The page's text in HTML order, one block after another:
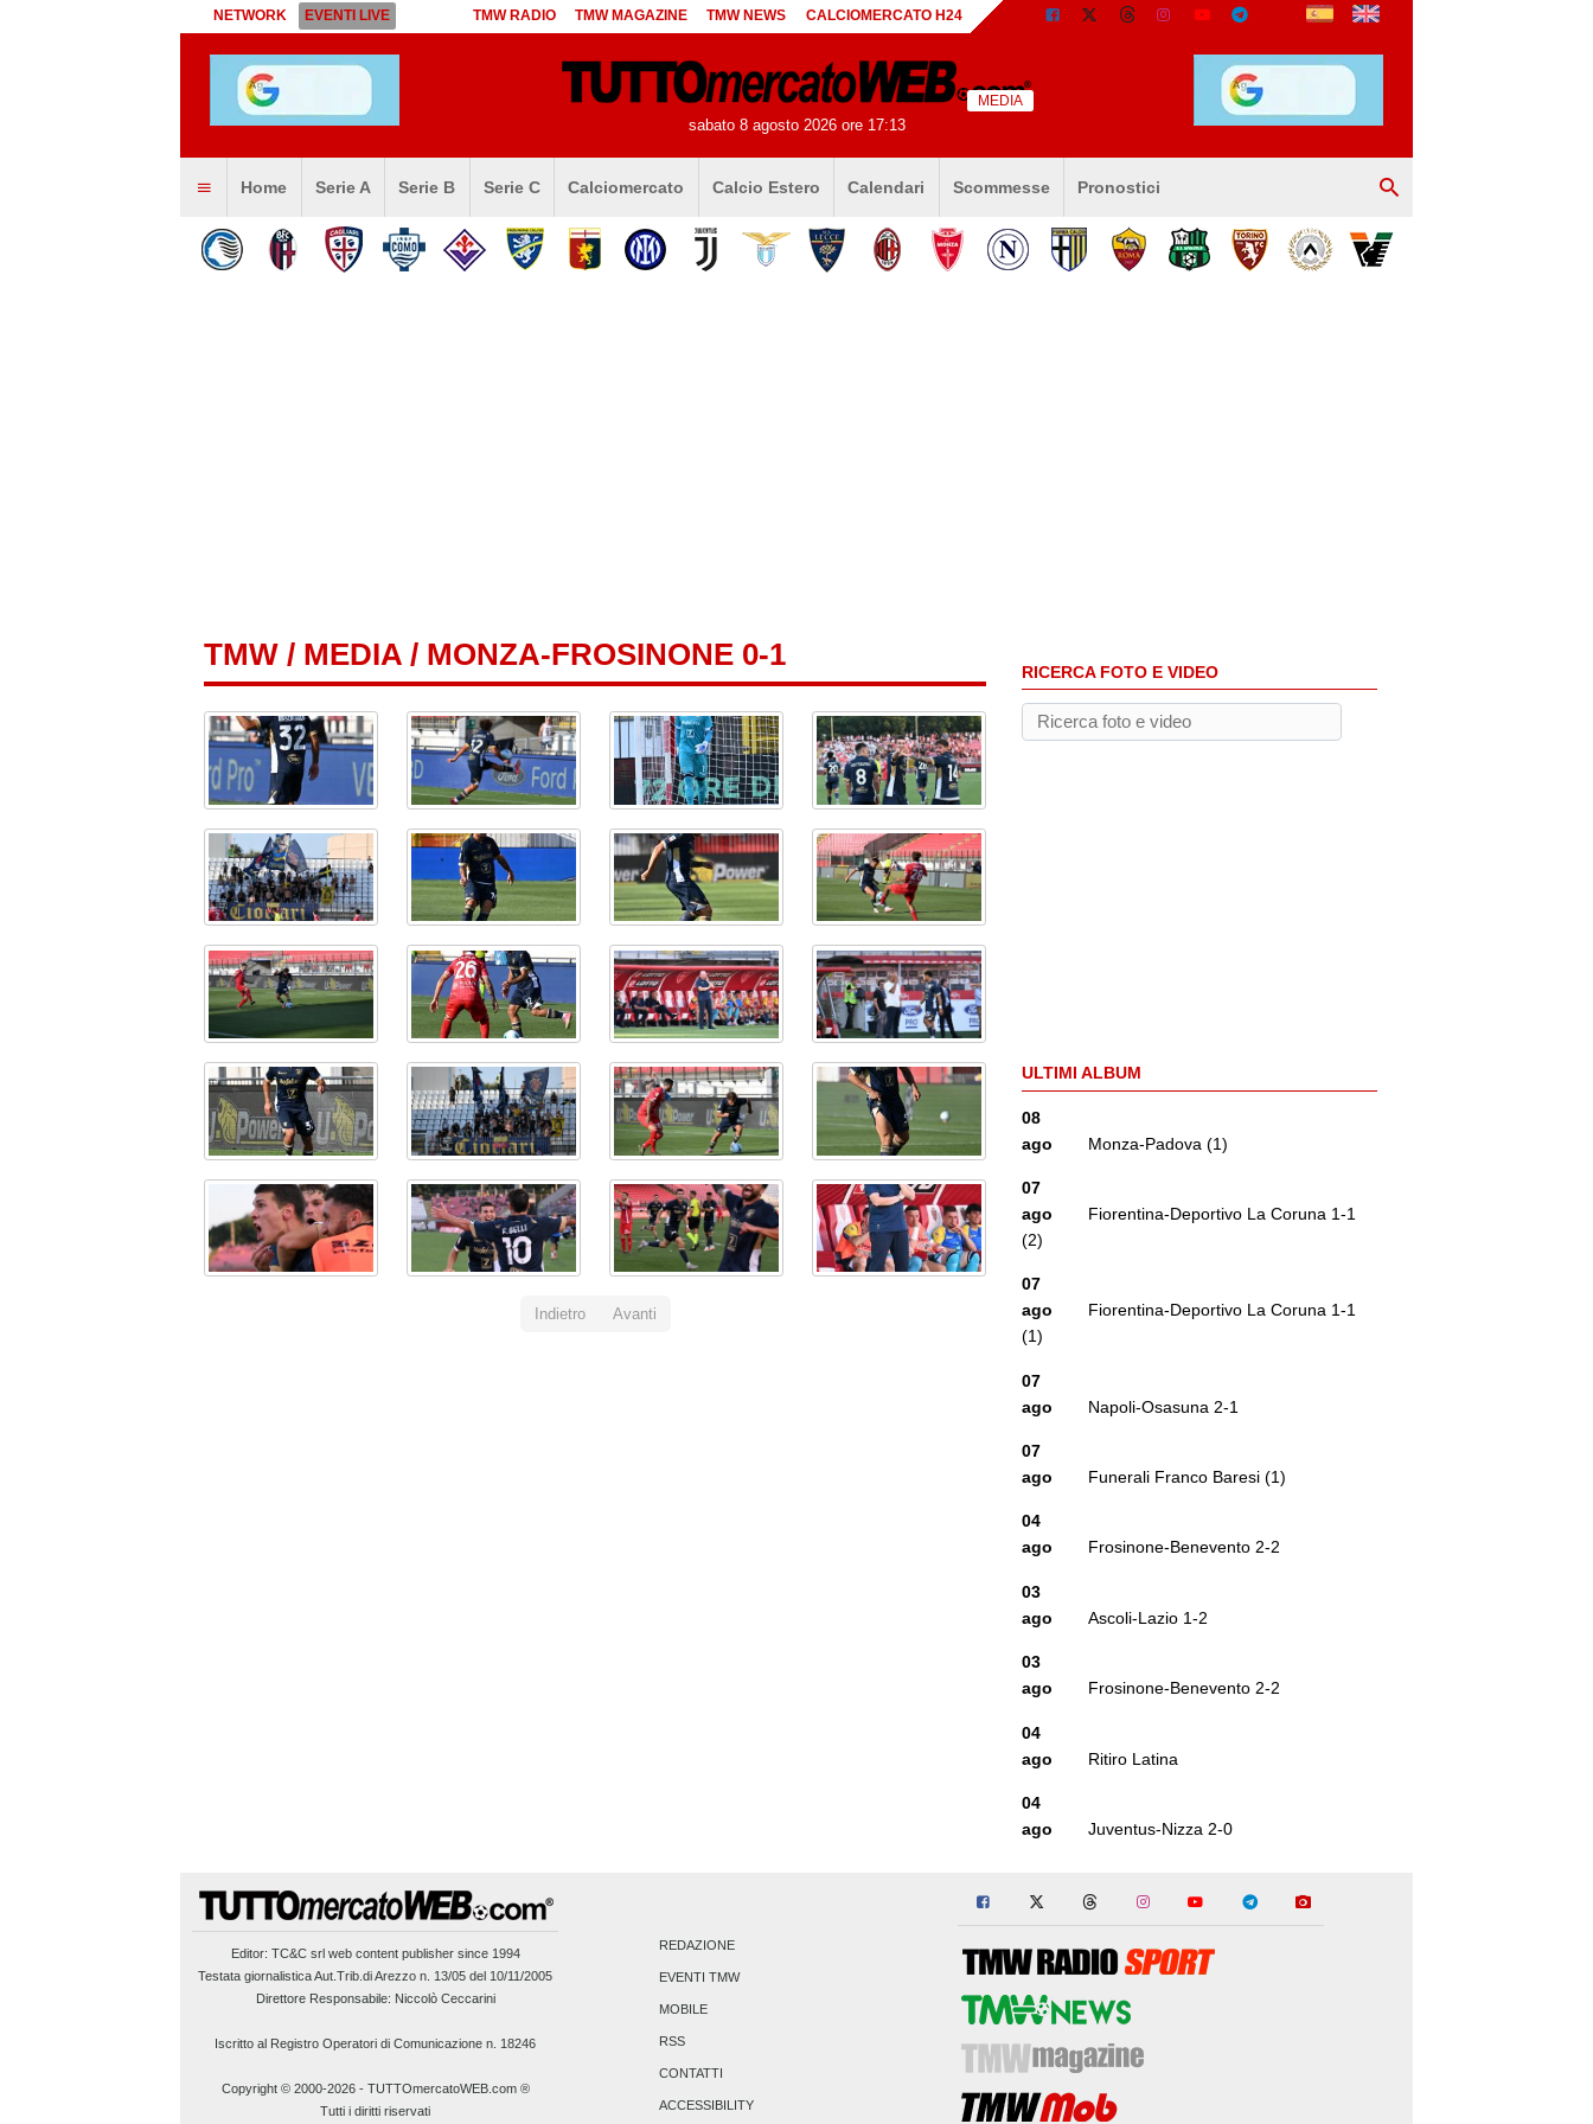
NETWORK EVENTI LIVE TMW RADIO TMW MAGAZINE TMW NEWS CALCIOMERCATO H24
sabato 8 agosto 2026 ore 17:13
MEDIA
Home Serie A Serie B Serie C Calciomercato Calcio Estero Calendari Scommesse Pronostici
TMW / MEDIA / MONZA-FROSINONE 0-1
Indietro Avanti
RICERCA FOTO E VIDEO
ULTIMI ALBUM
08
ago
Monza-Padova (1)
07
ago
Fiorentina-Deportivo La Coruna 1-1
(2)
07
ago
Fiorentina-Deportivo La Coruna 1-1
(1)
07
ago
Napoli-Osasuna 2-1
07
ago
Funerali Franco Baresi (1)
04
ago
Frosinone-Benevento 2-2
03
ago
Ascoli-Lazio 1-2
03
ago
Frosinone-Benevento 2-2
04
ago
Ritiro Latina
04
ago
Juventus-Nizza 2-0
Editor: TC&C srlweb content publisher since 1994
Testata giornalistica Aut.Trib.di Arezzo n. 13/05 del 10/11/2005
Direttore Responsabile: Niccolò Ceccarini
Iscritto al Registro Operatori di Comunicazione n. 18246
Copyright © 2000-2026- TUTTOmercatoWEB.com ®
Tutti i diritti riservati
REDAZIONE
EVENTI TMW
MOBILE
RSS
CONTATTI
ACCESSIBILITY